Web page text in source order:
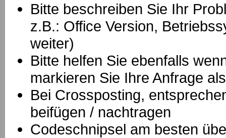
Bitte beschreiben Sie Ihr
z.B.: Office Version,
weiter)
Bitte helfen Sie ebenfalls
markieren Sie Ihre Anfrage
Bei Crossposting,
beifügen / nachtragen
Codeschnipsel am besten